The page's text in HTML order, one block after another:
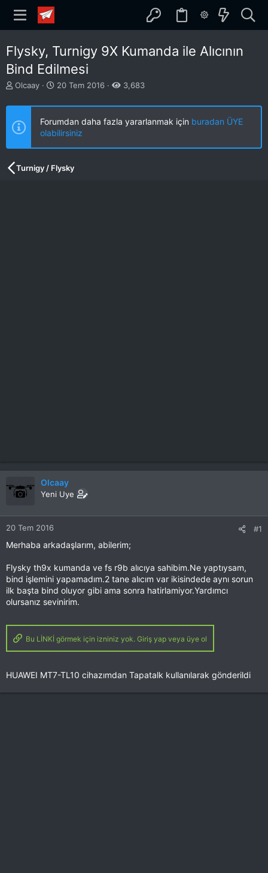
Flysky, Turnigy 9X Kumanda ile Alıcının
Bind Edilmesi
K
n
u
u
b
a
Olcaay
B
ş
a
n
g
ç
20 Tem 2016 3,683
Forumdan daha fazla yararlanmak için buradan ÜYE
olabilirsiniz
Turnigy / Flysky
Olcaay
Yeni Uye
20 Tem 2016 #1
Merhaba arkadaşlarım, abilerim;
Flysky th9x kumanda ve fs r9b alıcıya sahibim.Ne yaptıysam,
bind işlemini yapamadım.2 tane alıcım var ikisindede aynı sorun
ilk başta bind oluyor gibi ama sonra hatirlamiyor.Yardımcı
olursanız sevinirim.
Bu LİNKİ görmek için izniniz yok. Giriş yap veya üye ol
HUAWEI MT7-TL10 cihazımdan Tapatalk kullanılarak gönderildi